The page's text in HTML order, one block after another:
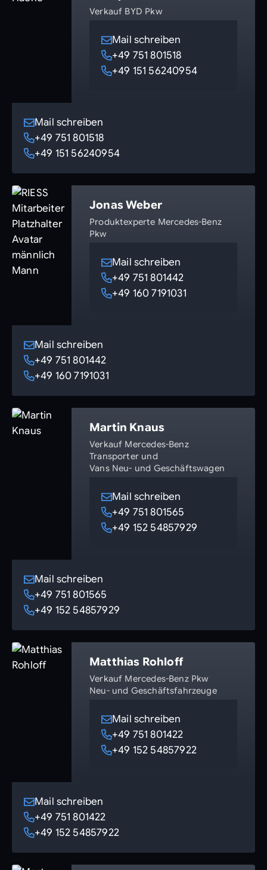
Verkauf BYD Pkw
Mail schreiben
+49 751 801518
+49 151 56240954
Mail schreiben
+49 751 801518
+49 151 56240954
Jonas Weber
Produktexperte Mercedes-Benz
Pkw
Mail schreiben
+49 751 801442
+49 160 7191031
Mail schreiben
+49 751 801442
+49 160 7191031
Martin Knaus
Verkauf Mercedes-Benz
Transporter und
Vans Neu- und Geschäftswagen
Mail schreiben
+49 751 801565
+49 152 54857929
Mail schreiben
+49 751 801565
+49 152 54857929
Matthias Rohloff
Verkauf Mercedes-Benz Pkw
Neu- und Geschäftsfahrzeuge
Mail schreiben
+49 751 801422
+49 152 54857922
Mail schreiben
+49 751 801422
+49 152 54857922